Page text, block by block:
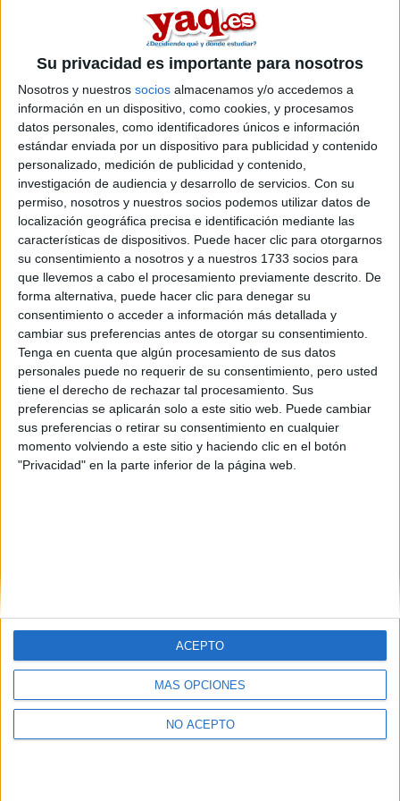
Su privacidad es importante para nosotros
Nosotros y nuestros socios almacenamos y/o accedemos a
información en un dispositivo, como cookies, y procesamos
datos personales, como identificadores únicos e información
estándar enviada por un dispositivo para publicidad y contenido
personalizado, medición de publicidad y contenido,
investigación de audiencia y desarrollo de servicios. Con su
permiso, nosotros y nuestros socios podemos utilizar datos de
localización geográfica precisa e identificación mediante las
características de dispositivos. Puede hacer clic para otorgarnos
su consentimiento a nosotros y a nuestros 1733 socios para
que llevemos a cabo el procesamiento previamente descrito. De
forma alternativa, puede hacer clic para denegar su
consentimiento o acceder a información más detallada y
cambiar sus preferencias antes de otorgar su consentimiento.
Tenga en cuenta que algún procesamiento de sus datos
personales puede no requerir de su consentimiento, pero usted
tiene el derecho de rechazar tal procesamiento. Sus
preferencias se aplicarán solo a este sitio web. Puede cambiar
sus preferencias o retirar su consentimiento en cualquier
momento volviendo a este sitio y haciendo clic en el botón
"Privacidad" en la parte inferior de la página web.
MÁS OPCIONES
NO ACEPTO
ACEPTO
aqui el precio de las compañias aereas para poder comparar
Un beso, llevarse un chaleco salvavidas que vamos a hundir
maltaaaaa, jejejeje.
Etiquetas: La universidad - un mundo
Quiénes somos|Contactar|Anúnciate
Politica de privacidad|Condiciones generales
de cookies
Compás Mediterráneo S.L.
Madrid [ESPAÑA] - Tel. +34 91 593 2767